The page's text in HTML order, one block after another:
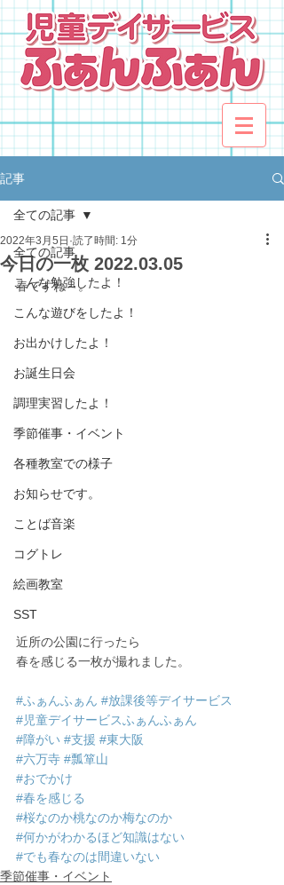
記事
全ての記事
こんな勉強したよ！
こんな遊びをしたよ！
お出かけしたよ！
お誕生日会
調理実習したよ！
季節催事・イベント
各種教室での様子
お知らせです。
ことば音楽
コグトレ
絵画教室
SST
全ての記事
今日の一枚 2022.03.05
2022年3月5日 読了時間: 1分
春ですね～。
近所の公園に行ったら
春を感じる一枚が撮れました。
#ふぁんふぁん #放課後等デイサービス
#児童デイサービスふぁんふぁん
#障がい #支援 #東大阪
#六万寺 #瓢箪山
#おでかけ
#春を感じる
#桜なのか桃なのか梅なのか
#何かがわかるほど知識はない
#でも春なのは間違いない
季節催事・イベント